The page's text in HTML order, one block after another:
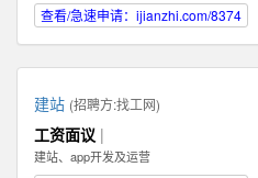
查看/急速申请：ijianzhi.com/8374
建站 (招聘方:找工网)
工资面议 |
建站、app开发及运营